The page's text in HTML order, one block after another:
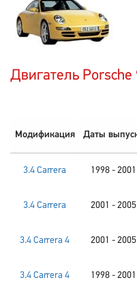
Двигатель Porsche
Модификация Даты
3.4 Carrera 1998 - 2001
3.4 Carrera 2001 - 2005
3.4 Carrera 4 2001 - 2005
3.4 Carrera 4 1998 - 2001